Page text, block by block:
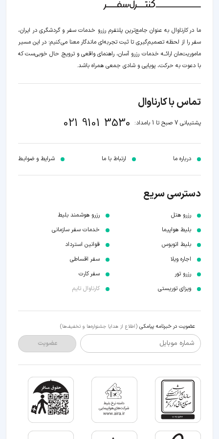
ما در کارناوال به عنوان جامع‌ترین پلتفرم رزرو خدمات سفر و گردشگری در ایران،
سفر را از لحظه‌ تصمیم‌گیری تا ثبت تجربه‌ای ماندگار معنا می‌کنیم؛ در این مسیر‍
ماموریت‌مان اراﺋــﻪ خدمات رزرو آسان، راهنمای واقعی و ترویج حال خوبی‌ست که
با دعوت به حرکت، پویایی و شادی جمعی همراه باشد.
تماس با کارناوال
پشتیبانی 7 صبح تا 1 بامداد: 021 9101 3530
درباره ما ارتباط با ما شرایط و ضوابـط
دسترسی سریع
رزرو هتل
بلیط هواپیما
بلیط اتوبوس
اجاره ویلا
رزرو تور
ویزای توریستی
رزرو هوشمند بلیط
خدمات سفر سازمانی
قوانین استرداد
سفر اقساطی
سفر کارت
کارناوال تایم
عضویت در خبرنامه پیامکی (اطلاع از هدایا جشنواره‌ها و تخفیف‌ها)
شماره موبایل عضویت